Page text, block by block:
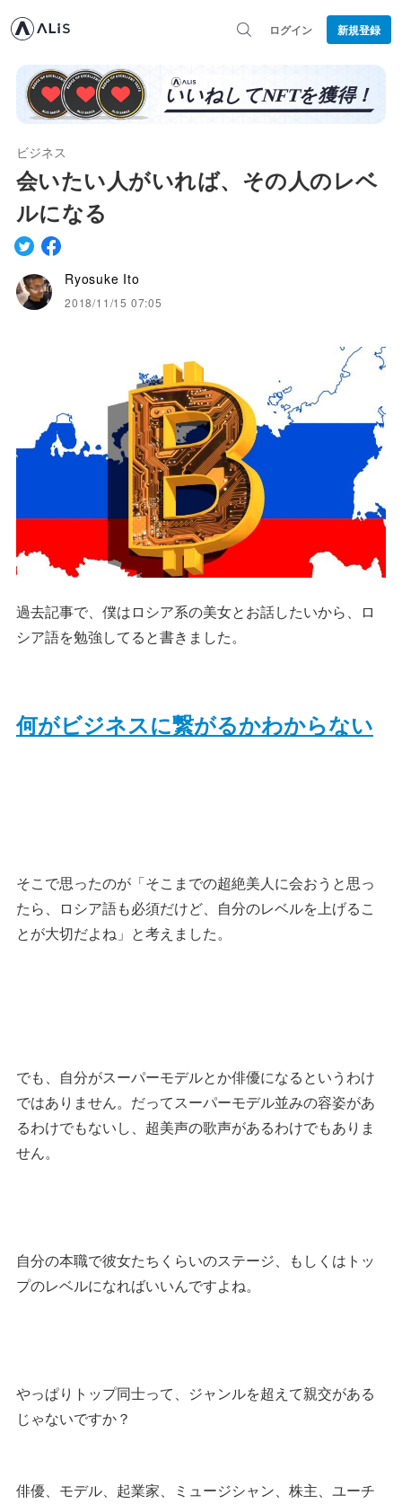
ログイン 新規登録
ビジネス
会いたい人がいれば、その人のレベ
ルになる
Ryosuke Ito
2018/11/15 07:05
過去記事で、僕はロシア系の美女とお話したいから、ロ
シア語を勉強してると書きました。
何がビジネスに繋がるかわからない
そこで思ったのが「そこまでの超絶美人に会おうと思っ
たら、ロシア語も必須だけど、自分のレベルを上げるこ
とが大切だよね」と考えました。
でも、自分がスーパーモデルとか俳優になるというわけ
ではありません。だってスーパーモデル並みの容姿があ
るわけでもないし、超美声の歌声があるわけでもありま
せん。
自分の本職で彼女たちくらいのステージ、もしくはトッ
プのレベルになればいいんですよね。
やっぱりトップ同士って、ジャンルを超えて親交がある
じゃないですか？
俳優、モデル、起業家、ミュージシャン、株主、ユーチ